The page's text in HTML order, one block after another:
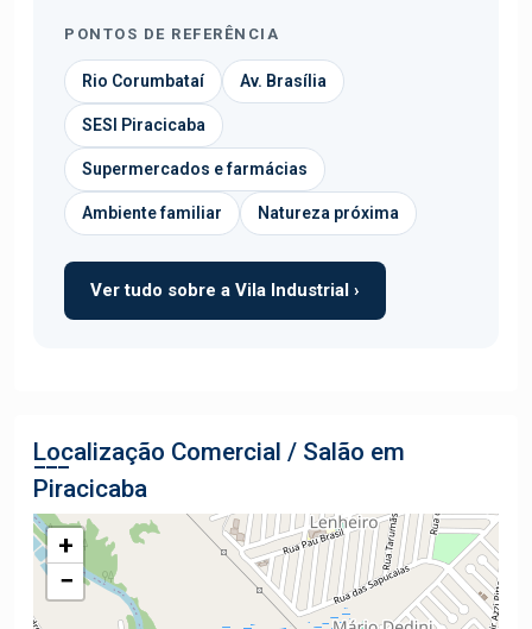
PONTOS DE REFERÊNCIA
Rio Corumbataí Av. Brasília
SESI Piracicaba
Supermercados e farmácias
Ambiente familiar Natureza próxima
Ver tudo sobre a Vila Industrial ›
Localização Comercial / Salão em
Piracicaba
+
−